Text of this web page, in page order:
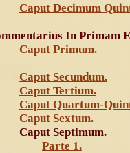
Caput Decimum
In Primam
Caput Primum.
Caput Secundum.
Caput Tertium.
Caput Quartum-
Caput Sextum.
Caput Septimum.
Parte 1.